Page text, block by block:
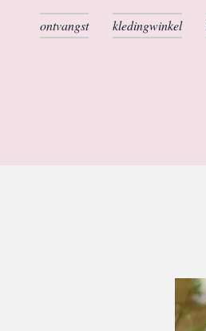
ontvangst kledingwinkel